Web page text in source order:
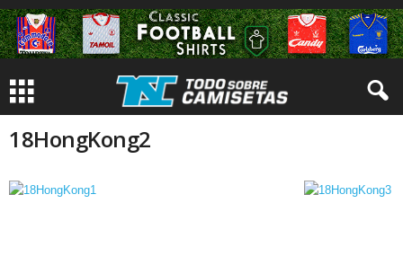
18HongKong2